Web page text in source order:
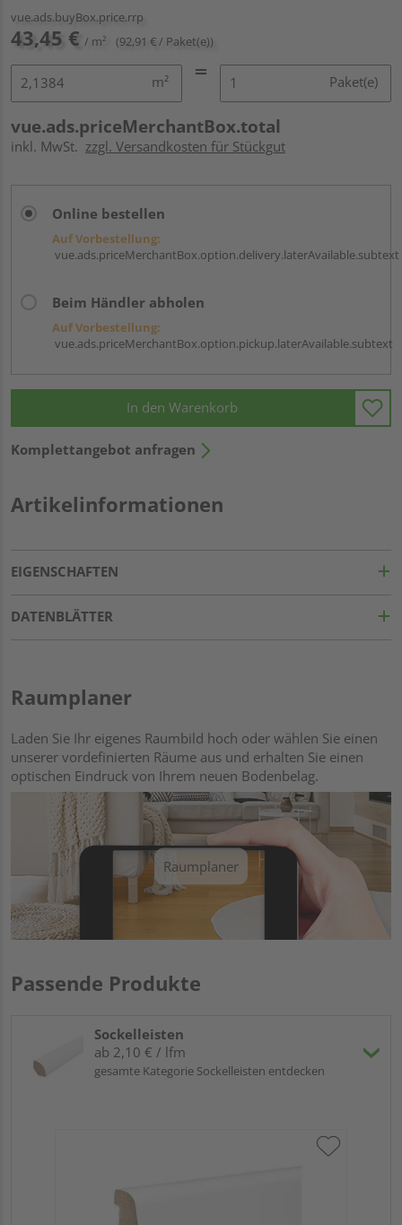
vue.ads.buyBox.price.rrp
43,45 € / m² (92,91 € / Paket(e))
m² Paket(e)
vue.ads.priceMerchantBox.total
inkl. MwSt. zzgl. Versandkosten für Stückgut
Online bestellen
Auf Vorbestellung:
vue.ads.priceMerchantBox.option.delivery.laterAvailable.subtext
Beim Händler abholen
Auf Vorbestellung:
vue.ads.priceMerchantBox.option.pickup.laterAvailable.subtext
In den Warenkorb
Komplettangebot anfragen
Artikelinformationen
EIGENSCHAFTEN
DATENBLÄTTER
Raumplaner
Laden Sie Ihr eigenes Raumbild hoch oder wählen Sie einen
unserer vordefinierten Räume aus und erhalten Sie einen
optischen Eindruck von Ihrem neuen Bodenbelag.
Raumplaner
Passende Produkte
Sockelleisten
ab 2,10 € / lfm
gesamte Kategorie Sockelleisten entdecken